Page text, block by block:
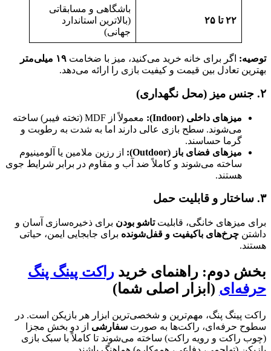
۲۲ تا ۲۵
باشگاهی و مسابقاتی
(بالاترین استاندارد
جهانی)
توصیه: اگر برای خانه خرید می‌کنید، میز با ضخامت ۱۹ میلی‌متر
بهترین تعادل بین قیمت و کیفیت بازی را ارائه می‌دهد.
۲. جنس میز (محل نگهداری)
میزهای داخلی (Indoor):
معمولاً از MDF (تخته فیبر) ساخته
می‌شوند. سطح بازی عالی دارند اما به شدت به رطوبت و
گرما حساسند.
میزهای فضای باز (Outdoor):
از رزین ملامین یا آلومینیوم
ساخته می‌شوند و کاملاً ضد آب و مقاوم در برابر شرایط جوی
هستند.
۳. ساختار و قابلیت حمل
برای میزهای خانگی، قابلیتتاشو بودن برای ذخیره‌سازی آسان و
داشتن چرخ‌های باکیفیت و قفل‌شونده برای جابجایی ایمن، حیاتی
هستند.
بخش دوم: راهنمای خرید راکت پینگ پنگ
حرفه‌ای (ابزار اصلی شما)
راکت پینگ پنگ، مهم‌ترین و شخصی‌ترین ابزار هر بازیکن است. در
سطوح حرفه‌ای، راکت‌ها به صورت سفارشی از دو بخش مجزا
(چوب راکت و رویه راکت) ساخته می‌شوند تا کاملاً با سبک بازی